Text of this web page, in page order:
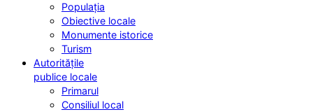
Populația
Obiective locale
Monumente istorice
Turism
Autoritățile
publice locale
Primarul
Consiliul local